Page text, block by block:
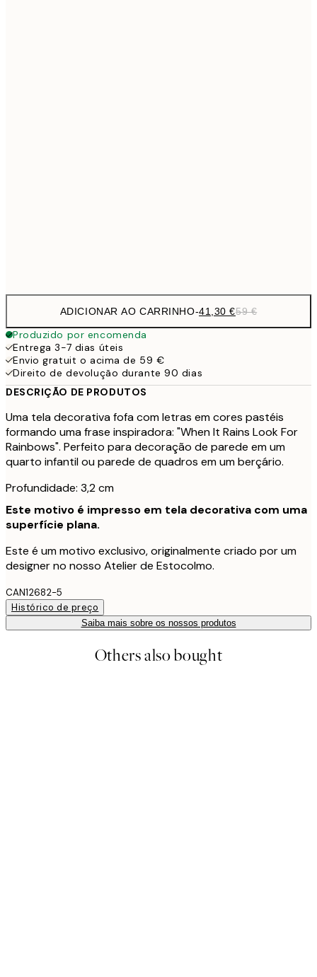
ADICIONAR AO CARRINHO-41,30 €59 €
Produzido por encomenda
Entrega 3-7 dias úteis
Envio gratuit o acima de 59 €
Direito de devolução durante 90 dias
DESCRIÇÃO DE PRODUTOS
Uma tela decorativa fofa com letras em cores pastéis
formando uma frase inspiradora: "When It Rains Look For
Rainbows". Perfeito para decoração de parede em um
quarto infantil ou parede de quadros em um berçário.
Profundidade: 3,2 cm
Este motivo é impresso em tela decorativa com uma
superfície plana.
Este é um motivo exclusivo, originalmente criado por um
designer no nosso Atelier de Estocolmo.
CAN12682-5
Histórico de preço
Saiba mais sobre os nossos produtos
Others also bought